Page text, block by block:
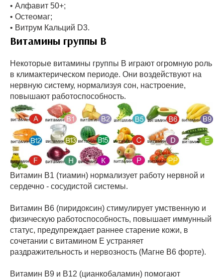
• Алфавит 50+;
• Остеомаг;
• Витрум Кальций D3.
Витамины группы В
Некоторые витамины группы В играют огромную роль
в климактерическом периоде. Они воздействуют на
нервную систему, нормализуя сон, настроение,
повышают работоспособность.
Витамин В1 (тиамин) нормализует работу нервной и
сердечно - сосудистой системы.
Витамин В6 (пиридоксин) стимулирует умственную и
физическую работоспособность, повышает иммунный
статус, предупреждает раннее старение кожи, в
сочетании с витамином Е устраняет
раздражительность и нервозность (Магне В6 форте).
Витамин В9 и В12 (цианкобаламин) помогают